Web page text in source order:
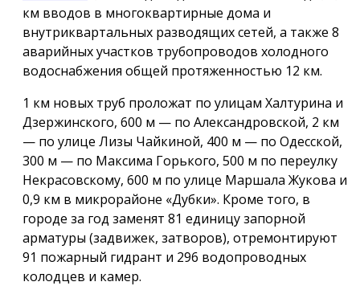
км вводов в многоквартирные дома и
внутриквартальных разводящих сетей, а также 8
аварийных участков трубопроводов холодного
водоснабжения общей протяженностью 12 км.
1 км новых труб проложат по улицам Халтурина и
Дзержинского, 600 м — по Александровской, 2 км
— по улице Лизы Чайкиной, 400 м — по Одесской,
300 м — по Максима Горького, 500 м по переулку
Некрасовскому, 600 м по улице Маршала Жукова и
0,9 км в микрорайоне «Дубки». Кроме того, в
городе за год заменят 81 единицу запорной
арматуры (задвижек, затворов), отремонтируют
91 пожарный гидрант и 296 водопроводных
колодцев и камер.